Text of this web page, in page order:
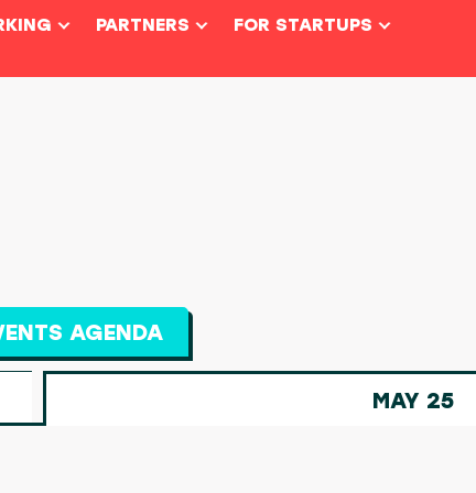
PARTNERS
FOR STARTUPS
AGENDA
MAY 25